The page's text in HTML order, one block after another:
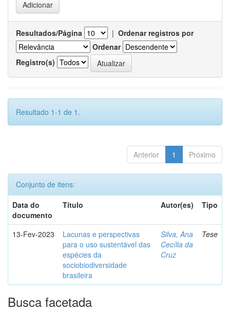
Resultados/Página | Ordenar registros por
Ordenar
Registro(s)
Resultado 1-1 de 1.
Anterior 1 Próximo
Conjunto de itens:
Data do
documento
Título Autor(es) Tipo
13-Fev-2023
Lacunas e perspectivas
para o uso sustentável das
espécies da
sociobiodiversidade
brasileira
Silva, Ana
Cecília da
Cruz
Tese
Busca facetada